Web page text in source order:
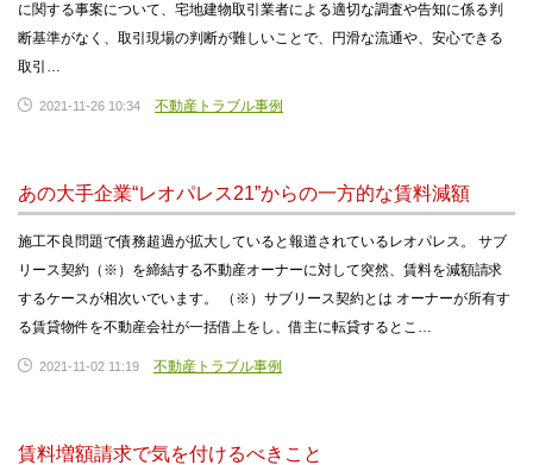
に関する事案について、宅地建物取引業者による適切な調査や告知に係る判
断基準がなく、取引現場の判断が難しいことで、円滑な流通や、安心できる
取引…
2021-11-26 10:34 不動産トラブル事例
あの大手企業“レオパレス21”からの一方的な賃料減額
施工不良問題で債務超過が拡大していると報道されているレオパレス。 サブ
リース契約（※）を締結する不動産オーナーに対して突然、賃料を減額請求
するケースが相次いでいます。 （※）サブリース契約とは オーナーが所有す
る賃貸物件を不動産会社が一括借上をし、借主に転貸するとこ…
2021-11-02 11:19 不動産トラブル事例
賃料増額請求で気を付けるべきこと